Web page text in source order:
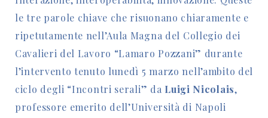
le tre parole chiave che risuonano chiaramente e
ripetutamente nell’Aula Magna del Collegio dei
Cavalieri del Lavoro “Lamaro Pozzani” durante
l’intervento tenuto lunedì 5 marzo nell’ambito del
ciclo degli “Incontri serali” da Luigi Nicolais,
professore emerito dell’Università di Napoli